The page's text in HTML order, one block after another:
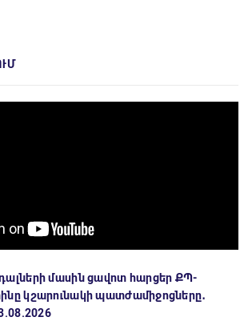
մասին ցավոտ հարցեր ՔՊ-
կշարունակի պատժամիջոցները․